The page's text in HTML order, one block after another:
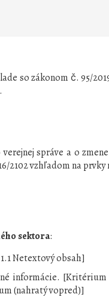
so zákonom č. 95/
správe a o
vzhľadom na
sektora:
Netextový obsah]
informácie. [Kritérium
(nahratý vopred)]